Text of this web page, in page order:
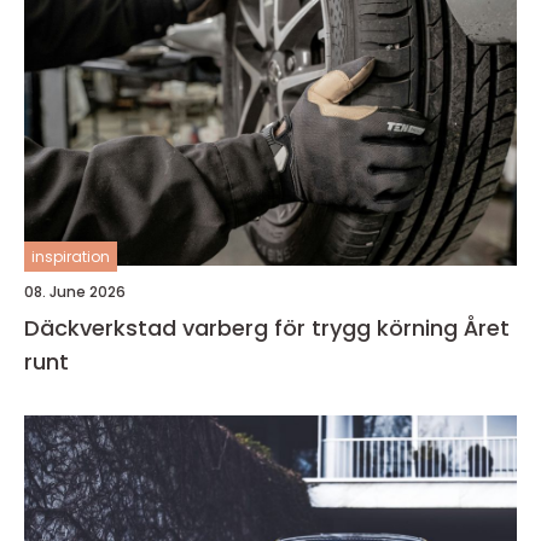
inspiration
08. June 2026
Däckverkstad varberg för trygg körning Året
runt